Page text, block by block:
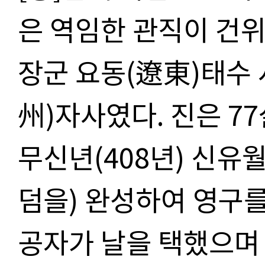
은 역임한 관직이 건
장군 요동(遼東)태수
州)자사였다. 진은
무신년(408년) 신유
덤을) 완성하여 영구
공자가 날을 택했으